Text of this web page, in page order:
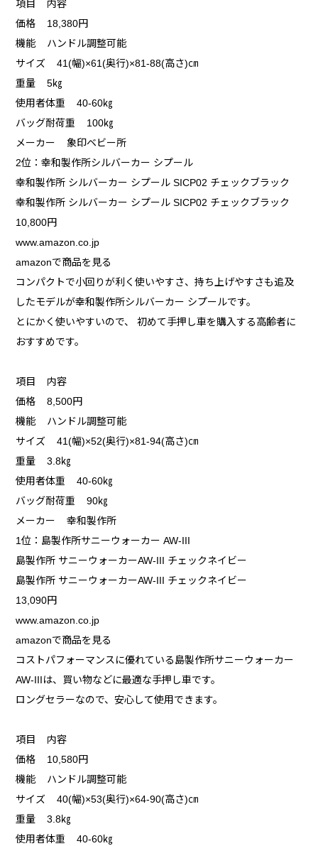
項目 内容
価格 18,380円
機能 ハンドル調整可能
サイズ 41(幅)×61(奥行)×81-88(高さ)㎝
重量 5㎏
使用者体重 40-60㎏
バッグ耐荷重 100㎏
メーカー 象印ベビー所
2位：幸和製作所シルバーカー シプール
幸和製作所 シルバーカー シプール SICP02 チェックブラック
幸和製作所 シルバーカー シプール SICP02 チェックブラック
10,800円
www.amazon.co.jp
amazonで商品を見る
コンパクトで小回りが利く使いやすさ、持ち上げやすさも追及
したモデルが幸和製作所シルバーカー シプールです。
とにかく使いやすいので、 初めて手押し車を購入する高齢者に
おすすめです。
項目 内容
価格 8,500円
機能 ハンドル調整可能
サイズ 41(幅)×52(奥行)×81-94(高さ)㎝
重量 3.8㎏
使用者体重 40-60㎏
バッグ耐荷重 90㎏
メーカー 幸和製作所
1位：島製作所サニーウォーカー AW-III
島製作所 サニーウォーカーAW-III チェックネイビー
島製作所 サニーウォーカーAW-III チェックネイビー
13,090円
www.amazon.co.jp
amazonで商品を見る
コストパフォーマンスに優れている島製作所サニーウォーカー
AW-IIIは、買い物などに最適な手押し車です。
ロングセラーなので、安心して使用できます。
項目 内容
価格 10,580円
機能 ハンドル調整可能
サイズ 40(幅)×53(奥行)×64-90(高さ)㎝
重量 3.8㎏
使用者体重 40-60㎏